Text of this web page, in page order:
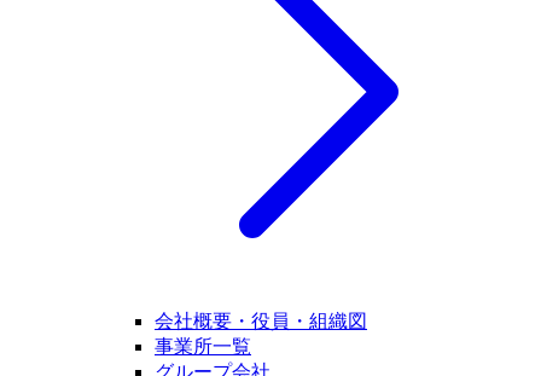
会社概要・役員・組織図
事業所一覧
グループ会社